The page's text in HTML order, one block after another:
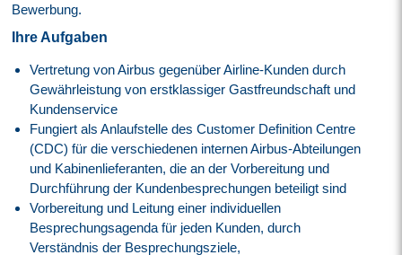
Bewerbung.
Ihre Aufgaben
Vertretung von Airbus gegenüber Airline-Kunden durch
Gewährleistung von erstklassiger Gastfreundschaft und
Kundenservice
Fungiert als Anlaufstelle des Customer Definition Centre
(CDC) für die verschiedenen internen Airbus-Abteilungen
und Kabinenlieferanten, die an der Vorbereitung und
Durchführung der Kundenbesprechungen beteiligt sind
Vorbereitung und Leitung einer individuellen
Besprechungsagenda für jeden Kunden, durch
Verständnis der Besprechungsziele,